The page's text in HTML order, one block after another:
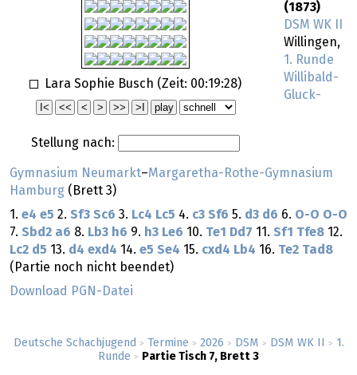
Deutsche Schachjugend > Termine > 2026 > DSM > DSM WK II > 1.
Runde > Partie Tisch 7, Brett 3
Lara Sophie Busch (Zeit: 00:19:28)
Stellung nach:
(1873)
DSM WK II
Willingen,
1. Runde
Willibald-
Gluck-
Gymnasium Neumarkt–Margaretha-Rothe-Gymnasium
Hamburg (Brett 3)
1. e4 e5 2. Sf3 Sc6 3. Lc4 Lc5 4. c3 Sf6 5. d3 d6 6. O-O O-O
7. Sbd2 a6 8. Lb3 h6 9. h3 Le6 10. Te1 Dd7 11. Sf1 Tfe8 12.
Lc2 d5 13. d4 exd4 14. e5 Se4 15. cxd4 Lb4 16. Te2 Tad8
(Partie noch nicht beendet)
Download PGN-Datei